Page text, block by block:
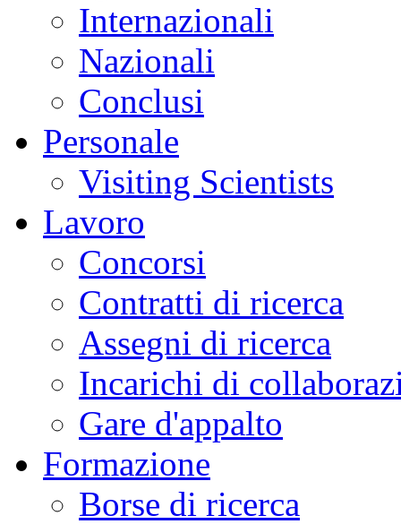
Internazionali
Nazionali
Conclusi
Personale
Visiting Scientists
Lavoro
Concorsi
Contratti di ricerca
Assegni di ricerca
Incarichi di
Gare d'appalto
Formazione
Borse di ricerca